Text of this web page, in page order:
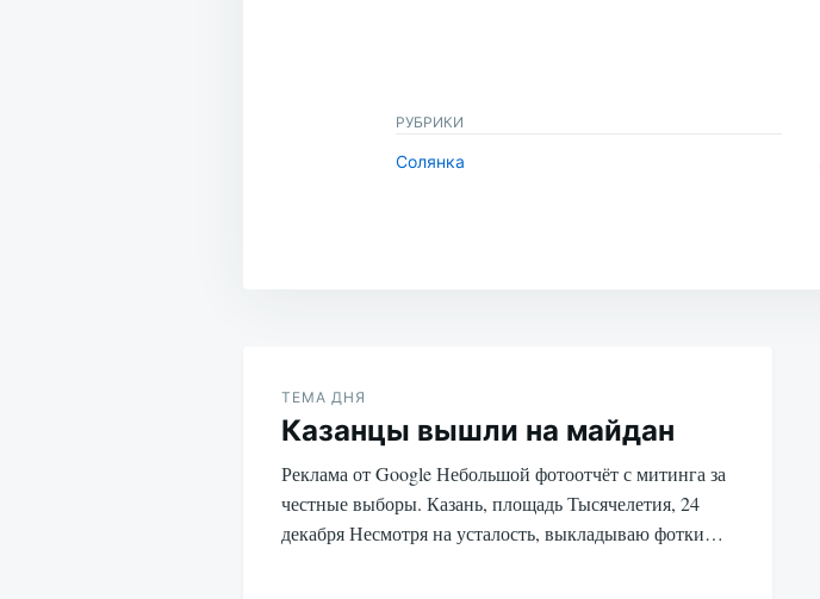
РУБРИКИ
Солянка
по
записям
ТЕМА ДНЯ
Казанцы вышли на майдан
Реклама от Google Небольшой фотоотчёт с митинга за
честные выборы. Казань, площадь Тысячелетия, 24
декабря Несмотря на усталость, выкладываю фотки…